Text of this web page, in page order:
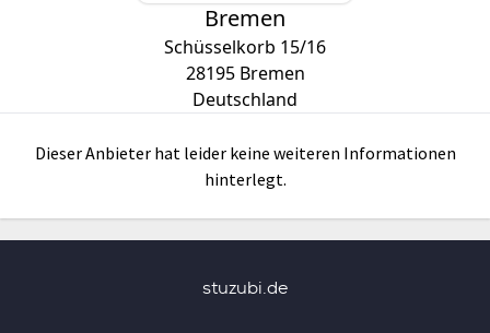
Bremen
Schüsselkorb 15/16
28195 Bremen
Deutschland
Dieser Anbieter hat leider keine weiteren Informationen
hinterlegt.
stuzubi.de